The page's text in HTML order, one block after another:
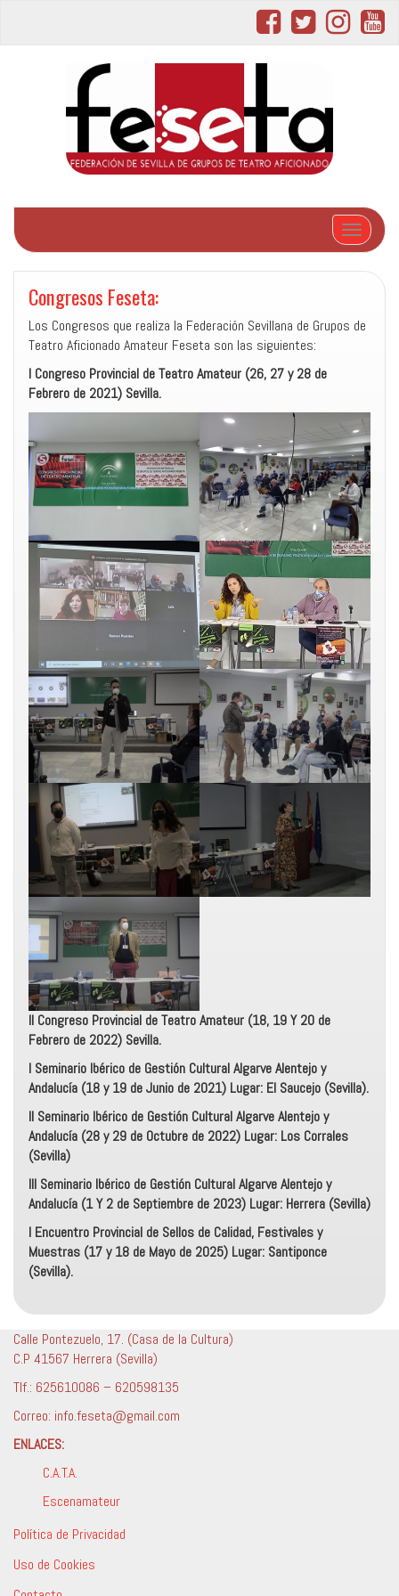
Cambiar
Congresos Feseta:
Los Congresos que realiza la Federación Sevillana de Grupos de
Teatro Aficionado Amateur Feseta son las siguientes:
I Congreso Provincial de Teatro Amateur (26, 27 y 28 de
Febrero de 2021) Sevilla.
II Congreso Provincial de Teatro Amateur (18, 19 Y 20 de
Febrero de 2022) Sevilla.
I Seminario Ibérico de Gestión Cultural Algarve Alentejo y
Andalucía (18 y 19 de Junio de 2021) Lugar: El Saucejo (Sevilla).
II Seminario Ibérico de Gestión Cultural Algarve Alentejo y
Andalucía (28 y 29 de Octubre de 2022) Lugar: Los Corrales
(Sevilla)
III Seminario Ibérico de Gestión Cultural Algarve Alentejo y
Andalucía (1 Y 2 de Septiembre de 2023) Lugar: Herrera (Sevilla)
I Encuentro Provincial de Sellos de Calidad, Festivales y
Muestras (17 y 18 de Mayo de 2025) Lugar: Santiponce
(Sevilla).
Calle Pontezuelo, 17. (Casa de la Cultura)
C.P 41567 Herrera (Sevilla)
Tlf.: 625610086 – 620598135
Correo: info.feseta@gmail.com
ENLACES:
C.A.T.A.
Escenamateur
Política de Privacidad
Uso de Cookies